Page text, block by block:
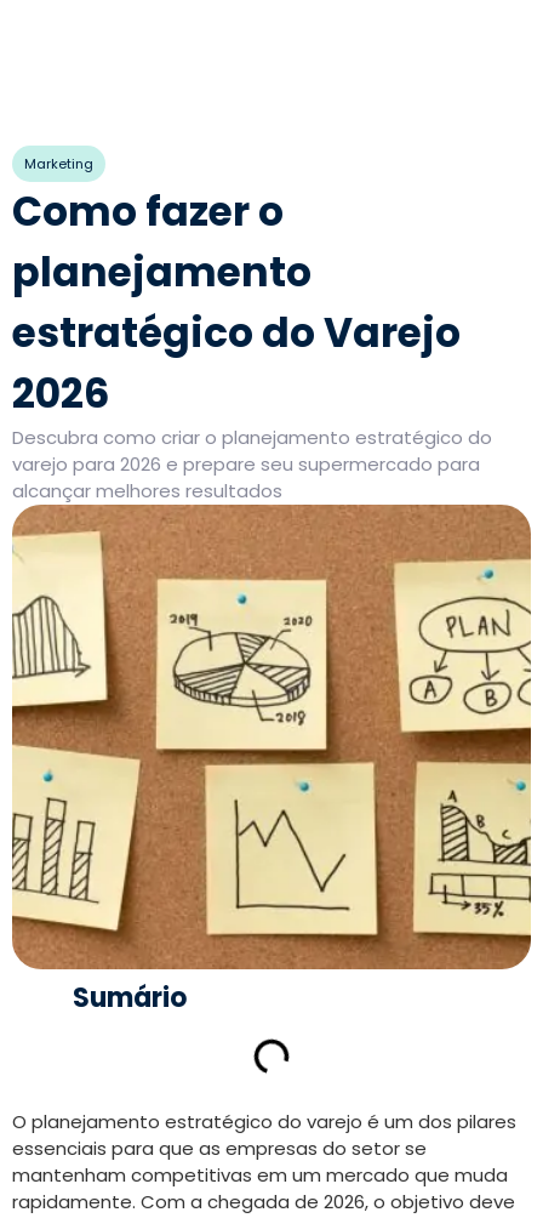
Marketing
Como fazer o
planejamento
estratégico do Varejo
2026
Descubra como criar o planejamento estratégico do
varejo para 2026 e prepare seu supermercado para
alcançar melhores resultados
Sumário
O planejamento estratégico do varejo é um dos pilares
essenciais para que as empresas do setor se
mantenham competitivas em um mercado que muda
rapidamente. Com a chegada de 2026, o objetivo deve